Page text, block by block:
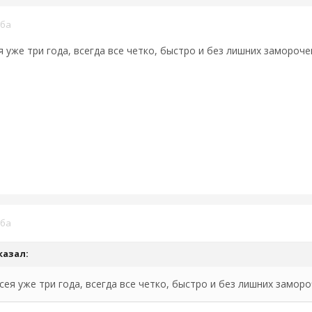
уже три года, всегда все четко, быстро и без лишних
уже три года, всегда все четко, быстро и без лишних